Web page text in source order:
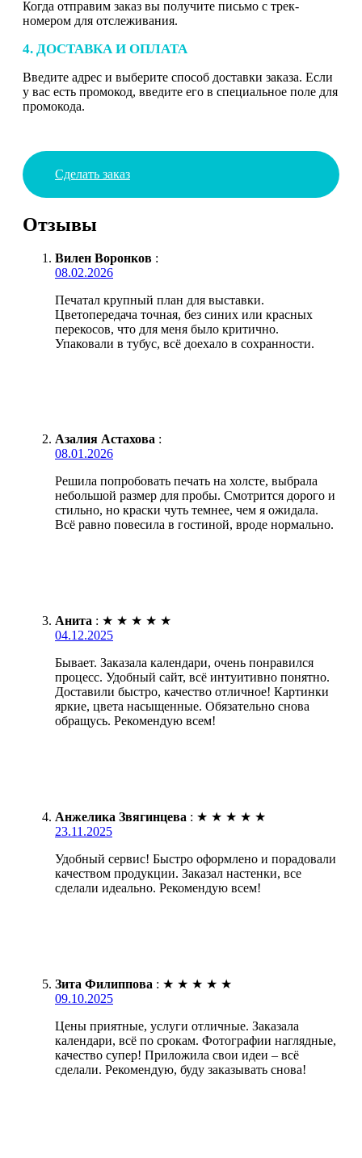
Когда отправим заказ вы получите письмо с трек-
номером для отслеживания.
4. ДОСТАВКА И ОПЛАТА
Введите адрес и выберите способ доставки заказа. Если
у вас есть промокод, введите его в специальное поле для
промокода.
Сделать заказ
Отзывы
Вилен Воронков :
08.02.2026
Печатал крупный план для выставки.
Цветопередача точная, без синих или красных
перекосов, что для меня было критично.
Упаковали в тубус, всё доехало в сохранности.
Азалия Астахова :
08.01.2026
Решила попробовать печать на холсте, выбрала
небольшой размер для пробы. Смотрится дорого и
стильно, но краски чуть темнее, чем я ожидала.
Всё равно повесила в гостиной, вроде нормально.
Анита : ★ ★ ★ ★ ★
04.12.2025
Бывает. Заказала календари, очень понравился
процесс. Удобный сайт, всё интуитивно понятно.
Доставили быстро, качество отличное! Картинки
яркие, цвета насыщенные. Обязательно снова
обращусь. Рекомендую всем!
Анжелика Звягинцева : ★ ★ ★ ★ ★
23.11.2025
Удобный сервис! Быстро оформлено и порадовали
качеством продукции. Заказал настенки, все
сделали идеально. Рекомендую всем!
Зита Филиппова : ★ ★ ★ ★ ★
09.10.2025
Цены приятные, услуги отличные. Заказала
календари, всё по срокам. Фотографии наглядные,
качество супер! Приложила свои идеи – всё
сделали. Рекомендую, буду заказывать снова!